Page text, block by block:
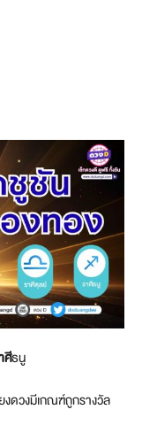
ศีธนู
งดวงมีเกณฑ์ถูกรางวัล